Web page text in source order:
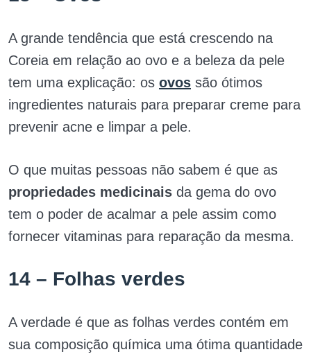
A grande tendência que está crescendo na
Coreia em relação ao ovo e a beleza da pele
tem uma explicação: os ovos são ótimos
ingredientes naturais para preparar creme para
prevenir acne e limpar a pele.
O que muitas pessoas não sabem é que as
propriedades medicinais da gema do ovo
tem o poder de acalmar a pele assim como
fornecer vitaminas para reparação da mesma.
14 – Folhas verdes
A verdade é que as folhas verdes contém em
sua composição química uma ótima quantidade